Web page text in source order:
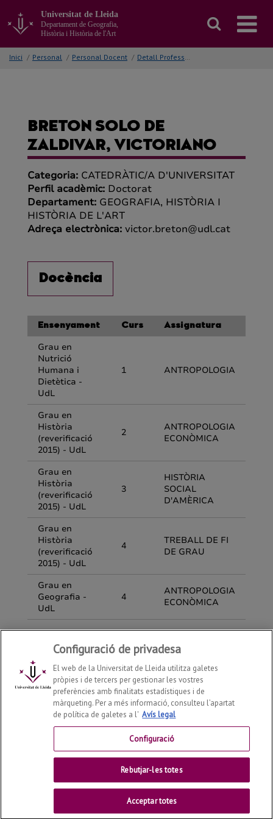
contingut
Universitat de Lleida
Departament de Geografia,
Història i Història de l'Art
Inici / Personal / Personal Docent / Detall Professor/a
Departament de Geografia, Història i Història de l'Art
© | Telf: +34 973 702131
Contactar
Universitat de Lleida
Configuració de privadesa
El web de la Universitat de Lleida utilitza galetes
pròpies i de tercers per gestionar les vostres
preferències amb finalitats estadístiques i de
màrqueting. Per a més informació, consulteu l’apartat
de política de galetes a l' Avís legal
Configuració
Rebutjar-les totes
Acceptar totes